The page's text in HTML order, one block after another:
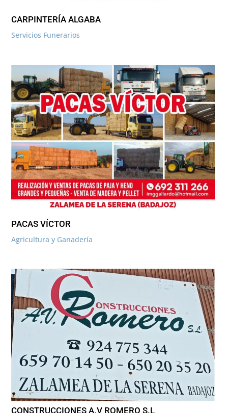
CARPINTERÍA ALGABA
Servicios Funerarios
PACAS VÍCTOR
Agricultura y Ganadería
CONSTRUCCIONES A.V ROMERO S.L